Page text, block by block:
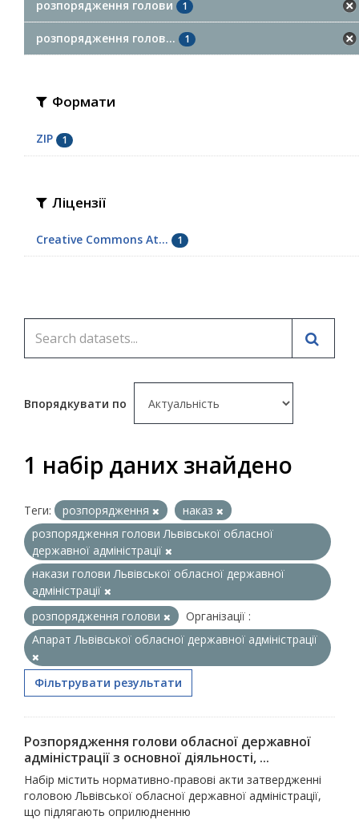
розпорядження голови 1
розпорядження голов... 1
Формати
ZIP 1
Ліцензії
Creative Commons At... 1
Впорядкувати по
1 набір даних знайдено
Теги: розпорядження
наказ
розпорядження голови Львівської обласної
державної адміністрації
накази голови Львівської обласної державної
адміністрації
розпорядження голови
Організації :
Апарат Львівської обласної державної адміністрації
Фільтрувати результати
Розпорядження голови обласної державної
адміністрації з основної діяльності, ...
Набір містить нормативно-правові акти затвердженні
головою Львівської обласної державної адміністрації,
що підлягають оприлюдненню